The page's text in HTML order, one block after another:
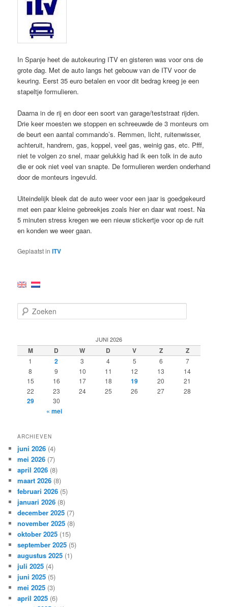
In Spanje heet de autokeuring ITV en gisteren was voor ons de
grote dag. Met de auto langs het gebouw van de ITV voor de
keuring. Eerst 35 euro betalen en voor dit bedrag kreeg je een
stapeltje formulieren.
Daarna in de rij en door een soort van garage/teststraat rijden.
Drie keer moesten we stoppen en schreeuwde de 3 monteurs om
de beurt een aantal commando’s. Remmen, licht, ruitenwisser,
achteruit, handrem, gas, koppel, veel gas, weinig gas, etc. Pfff,
niet te volgen zo snel, maar gelukkig had ik een tolk in de auto
die er ook niet veel van snapte. De formulieren werden onderhand
door de monteurs ingevuld.
Uiteindelijk bleek dat de auto weer voor een jaar is goedgekeurd
met een paar kleine gebreekjes zoals hier en daar wat roest. Na
5 minuten stress kregen we een nieuw stickertje voor op de ruit
en konden we weer gaan.
Geplaatst in ITV
o
e
n
JUNI 2026
M D W D V Z Z
1 2 3 4 5 6
7
8
9 10 11 12 13
14
15
16 17 18 19 20
21
22
23 24 25 26 27 28
29 30
« mei
ARCHIEVEN
juni 2026 (4)
mei 2026 (7)
april 2026 (8)
maart 2026 (8)
februari 2026 (5)
januari 2026 (8)
december 2025 (7)
november 2025 (8)
oktober 2025 (15)
september 2025 (5)
augustus 2025 (1)
juli 2025 (4)
juni 2025 (5)
mei 2025 (3)
april 2025 (6)